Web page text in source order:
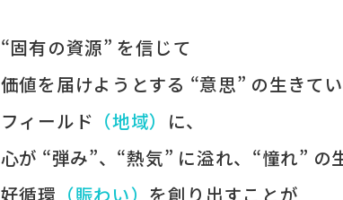
“固有の​資源” を​信じて
価値を​届けようとする​ “意思” の​生きて
フィールド ​（地域） に、
心が​ “弾み”、 “熱気” に​溢れ、 “憧れ” の​
好循環 ​（賑わい） を​創り出すことが